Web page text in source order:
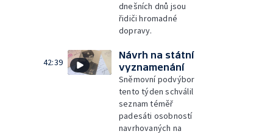
dnešních dnů jsou
řidiči hromadné
dopravy.
42:39
Návrh na státní
vyznamenání
Sněmovní podvýbor
tento týden schválil
seznam téměř
padesáti osobností
navrhovaných na